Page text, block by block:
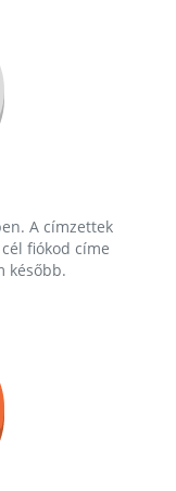
A címzettek
fiókod címe
később.